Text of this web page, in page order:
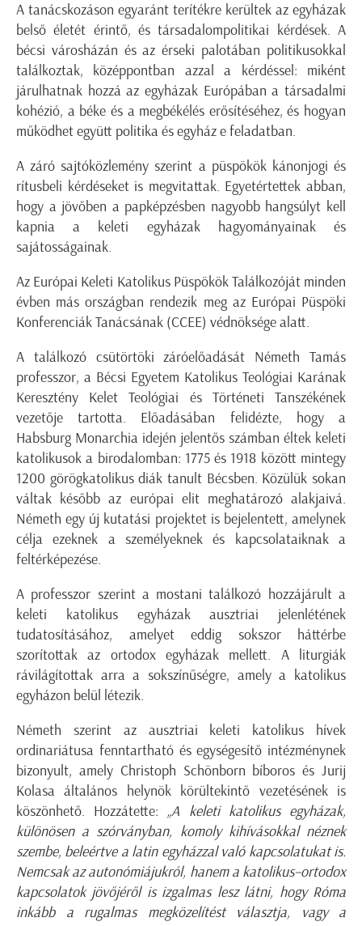
A tanácskozáson egyaránt terítékre kerültek az egyházak
belső életét érintő, és társadalompolitikai kérdések. A
bécsi városházán és az érseki palotában politikusokkal
találkoztak, középpontban azzal a kérdéssel: miként
járulhatnak hozzá az egyházak Európában a társadalmi
kohézió, a béke és a megbékélés erősítéséhez, és hogyan
működhet együtt politika és egyház e feladatban.
A záró sajtóközlemény szerint a püspökök kánonjogi és
rítusbeli kérdéseket is megvitattak. Egyetértettek abban,
hogy a jövőben a papképzésben nagyobb hangsúlyt kell
kapnia a keleti egyházak hagyományainak és
sajátosságainak.
Az Európai Keleti Katolikus Püspökök Találkozóját minden
évben más országban rendezik meg az Európai Püspöki
Konferenciák Tanácsának (CCEE) védnöksége alatt.
A találkozó csütörtöki záróelőadását Németh Tamás
professzor, a Bécsi Egyetem Katolikus Teológiai Karának
Keresztény Kelet Teológiai és Történeti Tanszékének
vezetője tartotta. Előadásában felidézte, hogy a
Habsburg Monarchia idején jelentős számban éltek keleti
katolikusok a birodalomban: 1775 és 1918 között mintegy
1200 görögkatolikus diák tanult Bécsben. Közülük sokan
váltak később az európai elit meghatározó alakjaivá.
Németh egy új kutatási projektet is bejelentett, amelynek
célja ezeknek a személyeknek és kapcsolataiknak a
feltérképezése.
A professzor szerint a mostani találkozó hozzájárult a
keleti katolikus egyházak ausztriai jelenlétének
tudatosításához, amelyet eddig sokszor háttérbe
szorítottak az ortodox egyházak mellett. A liturgiák
rávilágítottak arra a sokszínűségre, amely a katolikus
egyházon belül létezik.
Németh szerint az ausztriai keleti katolikus hívek
ordinariátusa fenntartható és egységesítő intézménynek
bizonyult, amely Christoph Schönborn bíboros és Jurij
Kolasa általános helynök körültekintő vezetésének is
köszönhető. Hozzátette: „A keleti katolikus egyházak,
különösen a szórványban, komoly kihívásokkal néznek
szembe, beleértve a latin egyházzal való kapcsolatukat is.
Nemcsak az autonómiájukról, hanem a katolikus–ortodox
kapcsolatok jövőjéről is izgalmas lesz látni, hogy Róma
inkább a rugalmas megközelítést választja, vagy a